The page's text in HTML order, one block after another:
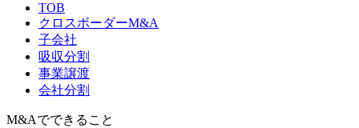
TOB
クロスボーダーM&A
子会社
吸収分割
事業譲渡
会社分割
M&Aでできること